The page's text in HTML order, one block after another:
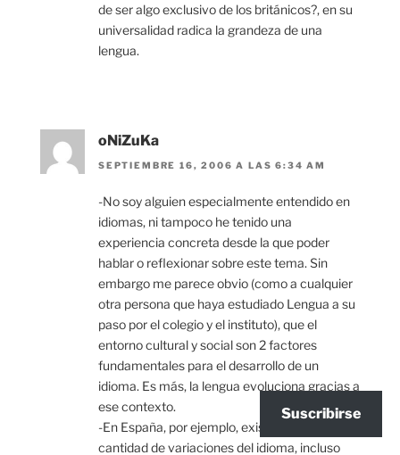
de ser algo exclusivo de los británicos?, en su
universalidad radica la grandeza de una
lengua.
oNiZuKa
SEPTIEMBRE 16, 2006 A LAS 6:34 AM
-No soy alguien especialmente entendido en
idiomas, ni tampoco he tenido una
experiencia concreta desde la que poder
hablar o reflexionar sobre este tema. Sin
embargo me parece obvio (como a cualquier
otra persona que haya estudiado Lengua a su
paso por el colegio y el instituto), que el
entorno cultural y social son 2 factores
fundamentales para el desarrollo de un
idioma. Es más, la lengua evoluciona gracias a
ese contexto.
-En España, por ejemplo, existen una gran
cantidad de variaciones del idioma, incluso
Suscribirse